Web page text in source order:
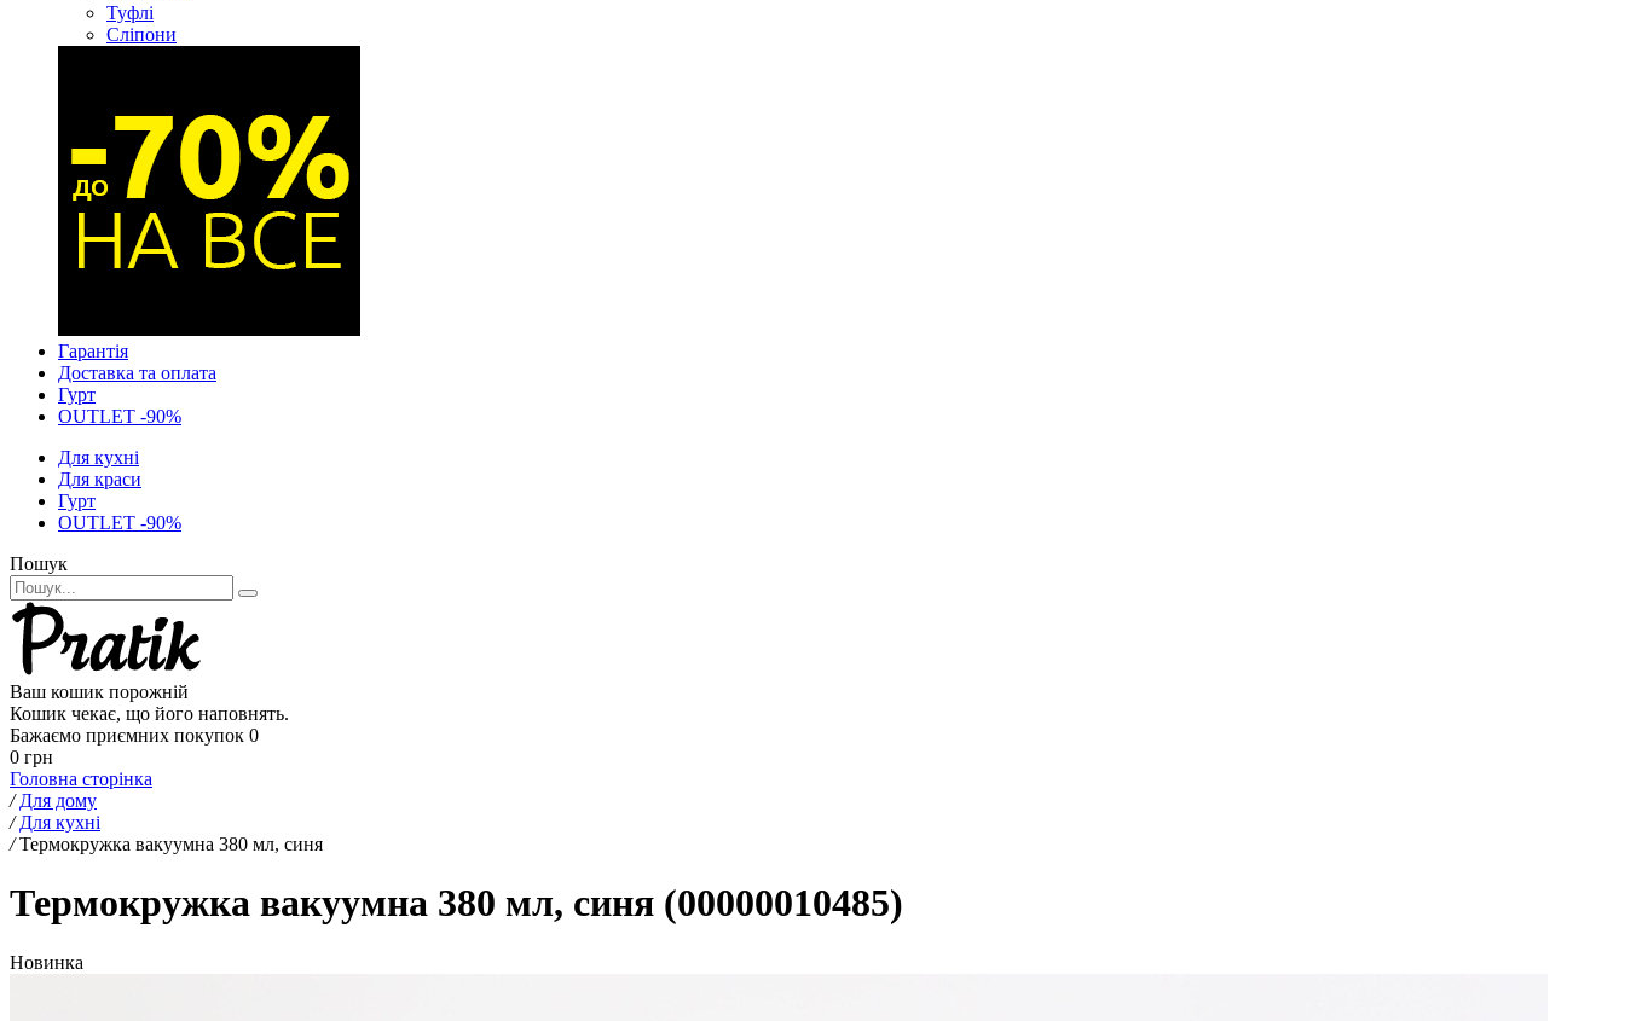
Туфлі
Сліпони
Гарантія
Доставка та оплата
Гурт
OUTLET -90%
Для кухні
Для краси
Гурт
OUTLET -90%
Пошук
Ваш кошик порожній
Кошик чекає, що його наповнять.
Бажаємо приємних покупок 0
0 грн
Головна сторінка
/ Для дому
/ Для кухні
/ Термокружка вакуумна 380 мл, синя
Термокружка вакуумна 380 мл, синя (00000010485)
Новинка